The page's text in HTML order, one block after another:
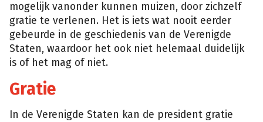
mogelijk vanonder kunnen muizen, door zichzelf
gratie te verlenen. Het is iets wat nooit eerder
gebeurde in de geschiedenis van de Verenigde
Staten, waardoor het ook niet helemaal duidelijk
is of het mag of niet.
Gratie
In de Verenigde Staten kan de president gratie